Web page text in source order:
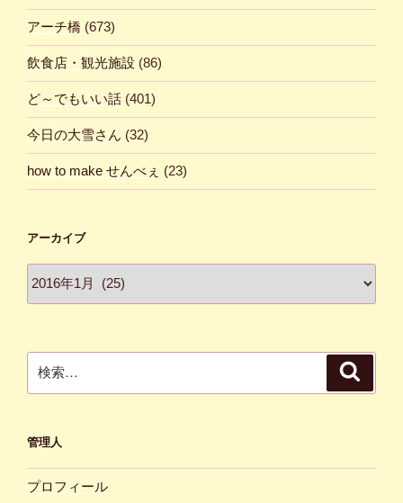
アーチ橋 (673)
飲食店・観光施設 (86)
ど～でもいい話 (401)
今日の大雪さん (32)
how to make せんべぇ (23)
アーカイブ
索:
管理人
プロフィール